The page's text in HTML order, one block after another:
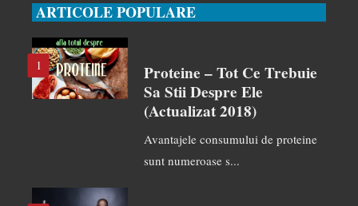
ARTICOLE POPULARE
1
Proteine – Tot Ce Trebuie
Sa Stii Despre Ele
(actualizat 2018)
Avantajele consumului de proteine
sunt numeroase s...